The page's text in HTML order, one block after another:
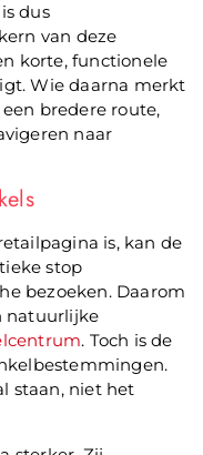
dus
van deze
korte, functionele
Wie daarna merkt
bredere route,
naar
is, kan de
stop
bezoeken. Daarom
natuurlijke
. Toch is de
staan, niet het